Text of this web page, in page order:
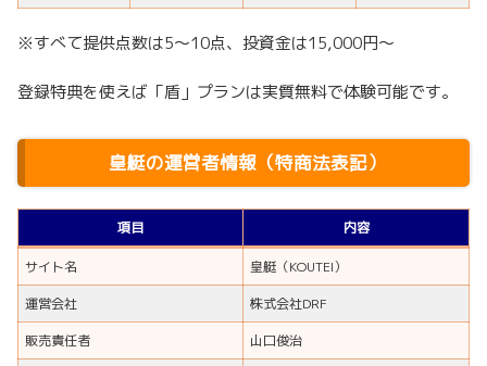
※すべて提供点数は5〜10点、投資金は15,000円〜
登録特典を使えば「盾」プランは実質無料で体験可能です。
皇艇の運営者情報（特商法表記）
項目 内容
サイト名
皇艇（KOUTEI）
運営会社
株式会社DRF
販売責任者
山口俊治